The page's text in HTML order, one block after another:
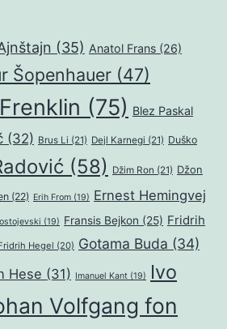
(35) Anatol Frans (26)
Šopenhauer (47)
(75) Blez Paskal
(32) Brus Li (21) Dejl Karnegi (21) Duško
(58) Džim Ron (21) Džon
(22) Erih From (19) Ernest Hemingvej
(19) Fransis Bejkon (25) Fridrih
Hegel (20) Gotama Buda (34)
Hese (31) Imanuel Kant (19)
Ivo
Volfgang fon